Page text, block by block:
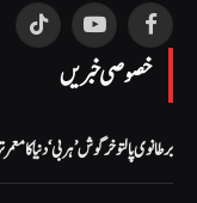
Facebook
YouTube
TikTok
خصوصی خبریں
برطانوی پالتو خرگوش ’ہربی‘ دنیا کا